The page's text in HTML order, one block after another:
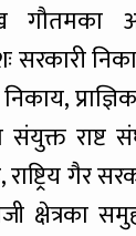
गौतमका
सरकारी
राष्ट
गैर
क्षेत्रका